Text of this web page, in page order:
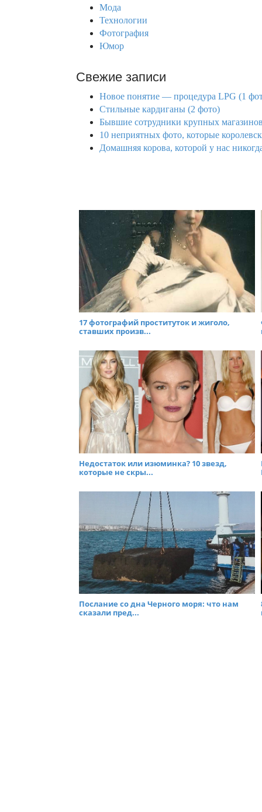
Мода
Технологии
Фотография
Юмор
Свежие записи
Новое понятие — процедура LPG (1
Стильные кардиганы (2 фото)
Бывшие сотрудники крупных
10 неприятных фото, которые
Домашняя корова, которой у нас
17 фотографий проституток и жиголо,
ставших произв...
Недостаток или изюминка? 10 звезд,
которые не скры...
Послание со дна Черного моря: что нам
сказали пред...